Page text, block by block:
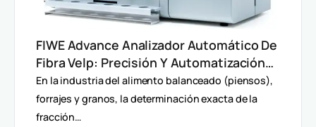
FIWE Advance Analizador Automático De
Fibra Velp: Precisión Y Automatización
En Método Van Soest
En la industria del alimento balanceado (piensos),
forrajes y granos, la determinación exacta de la
fracción…